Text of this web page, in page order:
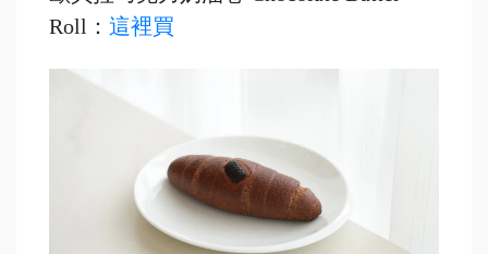
Roll： 這裡買